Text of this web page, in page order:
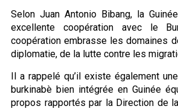
Selon Juan Antonio Bibang, la
excellente coopération avec le
coopération embrasse les domaines
diplomatie, de la lutte contre les
Il a rappelé qu’il existe également
burkinabè bien intégrée en Guinée
propos rapportés par la Direction de